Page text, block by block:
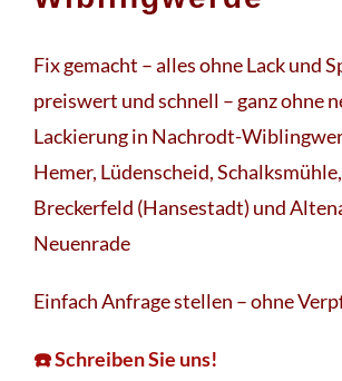
Fix gemacht – alles ohne Lack und
preiswert und schnell – ganz ohne
Lackierung in Nachrodt-
Hemer, Lüdenscheid,
Breckerfeld (Hansestadt) und
Neuenrade
Einfach Anfrage stellen – ohne
☎️ Schreiben Sie uns!